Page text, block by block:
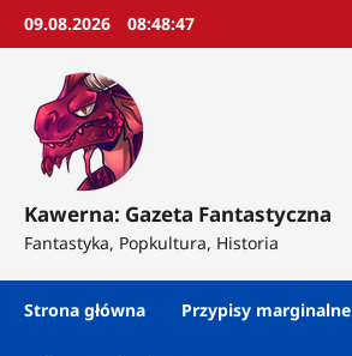
Przejdź
09.08.2026 08:48:49
Kawerna: Gazeta Fantastyczna
Fantastyka, Popkultura, Historia
Strona główna Przypisy marginalne